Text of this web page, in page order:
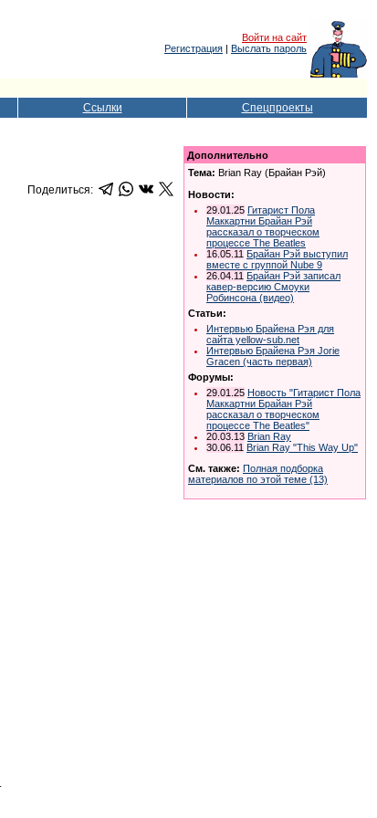
Войти на сайт
Регистрация | Выслать пароль
Ссылки Спецпроекты
Поделиться:
Дополнительно
Тема: Brian Ray (Брайан Рэй)
Новости:
29.01.25 Гитарист Пола
Маккартни Брайан Рэй
рассказал о творческом
процессе The Beatles
16.05.11 Брайан Рэй выступил
вместе с группой Nube 9
26.04.11 Брайан Рэй записал
кавер-версию Смоуки
Робинсона (видео)
Статьи:
Интервью Брайена Рэя для
сайта yellow-sub.net
Интервью Брайена Рэя Jorie
Gracen (часть первая)
Форумы:
29.01.25 Новость "Гитарист Пола
Маккартни Брайан Рэй
рассказал о творческом
процессе The Beatles"
20.03.13 Brian Ray
30.06.11 Brian Ray "This Way Up"
См. также: Полная подборка
материалов по этой теме (13)